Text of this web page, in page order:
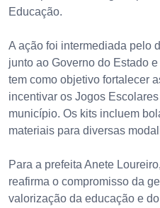
Educação.
A ação foi intermediada pelo
junto ao Governo do Estado
tem como objetivo fortalecer
incentivar os Jogos
município. Os kits incluem
materiais para diversas
Para a prefeita Anete
reafirma o compromisso da
valorização da educação e